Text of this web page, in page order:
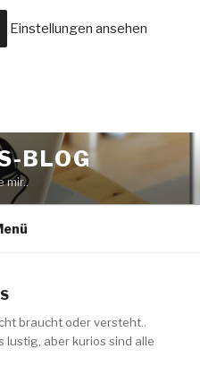
Einstellungen ansehen
BLOG
mir..
braucht oder versteht..
lustig, aber kurios sind alle